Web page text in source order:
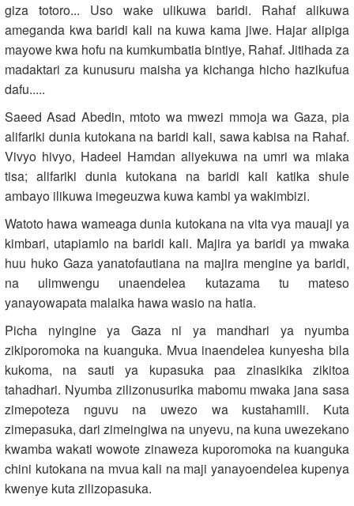
giza totoro... Uso wake ulikuwa baridi. Rahaf alikuwa
ameganda kwa baridi kali na kuwa kama jiwe. Hajar alipiga
mayowe kwa hofu na kumkumbatia bintiye, Rahaf. Jitihada za
madaktari za kunusuru maisha ya kichanga hicho hazikufua
dafu.....
Saeed Asad Abedin, mtoto wa mwezi mmoja wa Gaza, pia
alifariki dunia kutokana na baridi kali, sawa kabisa na Rahaf.
Vivyo hivyo, Hadeel Hamdan aliyekuwa na umri wa miaka
tisa; alifariki dunia kutokana na baridi kali katika shule
ambayo ilikuwa imegeuzwa kuwa kambi ya wakimbizi.
Watoto hawa wameaga dunia kutokana na vita vya mauaji ya
kimbari, utapiamlo na baridi kali. Majira ya baridi ya mwaka
huu huko Gaza yanatofautiana na majira mengine ya baridi,
na ulimwengu unaendelea kutazama tu mateso
yanayowapata malaika hawa wasio na hatia.
Picha nyingine ya Gaza ni ya mandhari ya nyumba
zikiporomoka na kuanguka. Mvua inaendelea kunyesha bila
kukoma, na sauti ya kupasuka paa zinasikika zikitoa
tahadhari. Nyumba zilizonusurika mabomu mwaka jana sasa
zimepoteza nguvu na uwezo wa kustahamili. Kuta
zimepasuka, dari zimeingiwa na unyevu, na kuna uwezekano
kwamba wakati wowote zinaweza kuporomoka na kuanguka
chini kutokana na mvua kali na maji yanayoendelea kupenya
kwenye kuta zilizopasuka.